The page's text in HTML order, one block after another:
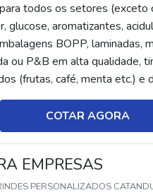
todos os setores (exceto
glucose, aromatizantes,
BOPP, laminadas,
ou P&B em alta qualidade,
(frutas, café, menta etc.) e
e pastilhas). Produto
COTAR AGORA
EMPRESAS
PERSONALIZADOS